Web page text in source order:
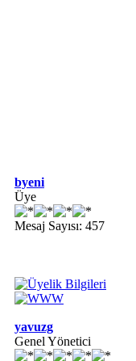
byeni
Üye
Mesaj Sayısı: 457
yavuzg
Genel Yönetici